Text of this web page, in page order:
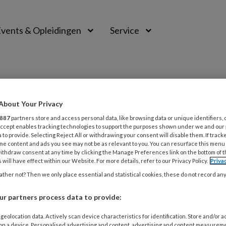
& Opleidingen Service
KENNISQUIZ
kennis
over onderwerpen die met je beroep te maken
Your Privacy
887 partners store and access personal data, like browsing data or unique identifiers,
enables tracking technologies to support the purposes shown under we and
to provide. Selecting Reject All or withdrawing your consent will disable them. If
content and ads you see may not be as relevant to you. You can resurface this
consent at any time by clicking the Manage Preferences link on the bottom of
will have effect within our Website. For more details, refer to our Privacy Policy.
not? Then we only place essential and statistical cookies, these do not record
partners process data to provide:
data. Actively scan device characteristics for identification. Store and/or
a device. Personalised advertising and content, advertising and content